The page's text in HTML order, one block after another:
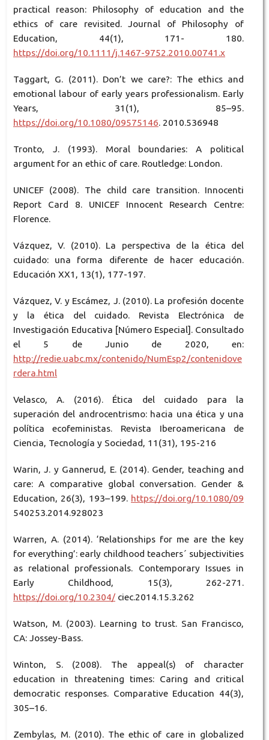
practical reason: Philosophy of education and the
ethics of care revisited. Journal of Philosophy of
Education, 44(1), 171- 180.
https://doi.org/10.1111/j.1467-9752.2010.00741.x
Taggart, G. (2011). Don’t we care?: The ethics and
emotional labour of early years professionalism. Early
Years, 31(1), 85–95.
https://doi.org/10.1080/09575146. 2010.536948
Tronto, J. (1993). Moral boundaries: A political
argument for an ethic of care. Routledge: London.
UNICEF (2008). The child care transition. Innocenti
Report Card 8. UNICEF Innocent Research Centre:
Florence.
Vázquez, V. (2010). La perspectiva de la ética del
cuidado: una forma diferente de hacer educación.
Educación XX1, 13(1), 177-197.
Vázquez, V. y Escámez, J. (2010). La profesión docente
y la ética del cuidado. Revista Electrónica de
Investigación Educativa [Número Especial]. Consultado
el 5 de Junio de 2020, en:
http://redie.uabc.mx/contenido/NumEsp2/contenidove
rdera.html
Velasco, A. (2016). Ética del cuidado para la
superación del androcentrismo: hacia una ética y una
política ecofeministas. Revista Iberoamericana de
Ciencia, Tecnología y Sociedad, 11(31), 195-216
Warin, J. y Gannerud, E. (2014). Gender, teaching and
care: A comparative global conversation. Gender &
Education, 26(3), 193–199. https://doi.org/10.1080/09
540253.2014.928023
Warren, A. (2014). ‘Relationships for me are the key
for everything’: early childhood teachers´ subjectivities
as relational professionals. Contemporary Issues in
Early Childhood, 15(3), 262-271.
https://doi.org/10.2304/ciec.2014.15.3.262
Watson, M. (2003). Learning to trust. San Francisco,
CA: Jossey-Bass.
Winton, S. (2008). The appeal(s) of character
education in threatening times: Caring and critical
democratic responses. Comparative Education 44(3),
305–16.
Zembylas, M. (2010). The ethic of care in globalized